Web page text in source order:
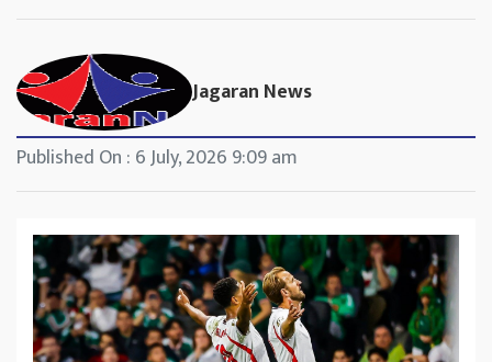
Jagaran News
Published On : 6 July, 2026 9:09 am